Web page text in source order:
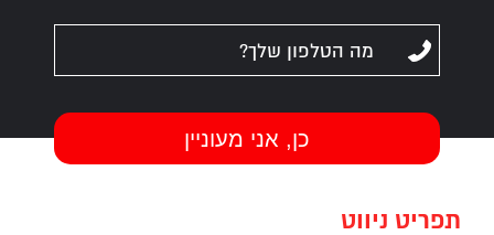
תפריט ניווט